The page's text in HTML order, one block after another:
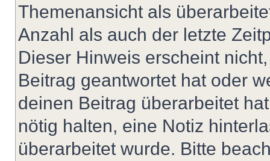
Themenansicht als
Anzahl als auch der letzte
Dieser Hinweis erscheint
Beitrag geantwortet hat oder
deinen Beitrag überarbeitet
nötig halten, eine Notiz
überarbeitet wurde. Bitte